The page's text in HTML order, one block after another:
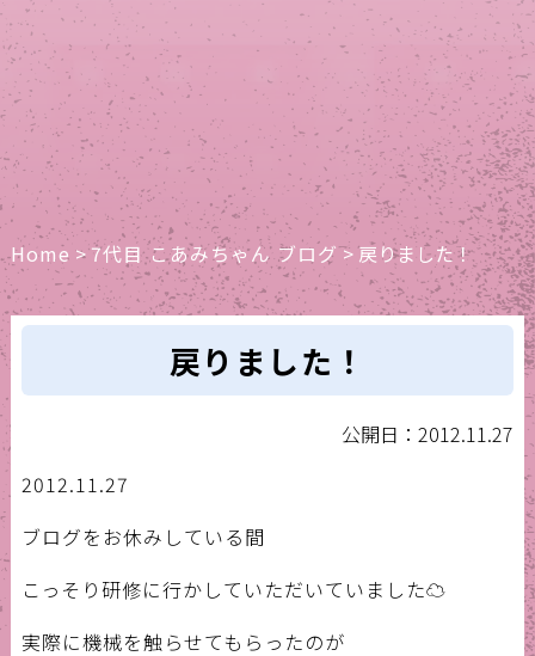
Home >7代目 こあみちゃん ブログ>戻りました！
戻りました！
公開日：2012.11.27
2012.11.27
ブログをお休みしている間
こっそり研修に行かしていただいていました☁
実際に機械を触らせてもらったのが